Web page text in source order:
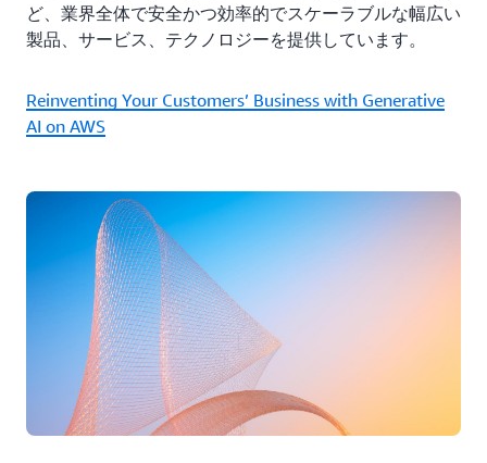
ど、業界全体で安全かつ効率的でスケーラブルな幅広い
製品、サービス、テクノロジーを提供しています。
Reinventing Your Customers’ Business with Generative
AI on AWS